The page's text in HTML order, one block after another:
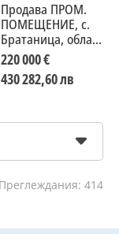
Продава ПРОМ.
ПОМЕЩЕНИЕ, с.
Братаница, област
Пазарджик
220 000 €
430 282,60 лв
Преглеждания: 414